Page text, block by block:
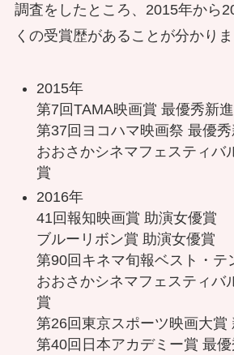
調査をしたところ、2015年から
くの受賞歴があることが分かりま
2015年
第7回TAMA映画賞 最優秀新
第37回ヨコハマ映画祭 最優
おおさかシネマフェスティバ
賞
2016年
41回報知映画賞 助演女優賞
ブルーリボン賞 助演女優賞
第90回キネマ旬報ベスト・テ
おおさかシネマフェスティバ
賞
第26回東京スポーツ映画大賞
第40回日本アカデミー賞 最